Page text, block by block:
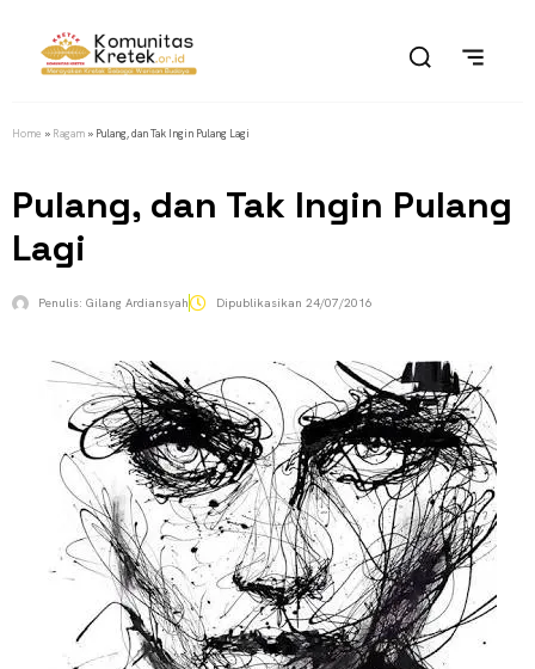
Home » Ragam » Pulang, dan Tak Ingin Pulang Lagi
Pulang, dan Tak Ingin Pulang
Lagi
Penulis: Gilang Ardiansyah Dipublikasikan 24/07/2016